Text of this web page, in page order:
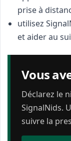
prise à
utilisez
et aider au
Vous
Déclarez le
SignalNids.
suivre la